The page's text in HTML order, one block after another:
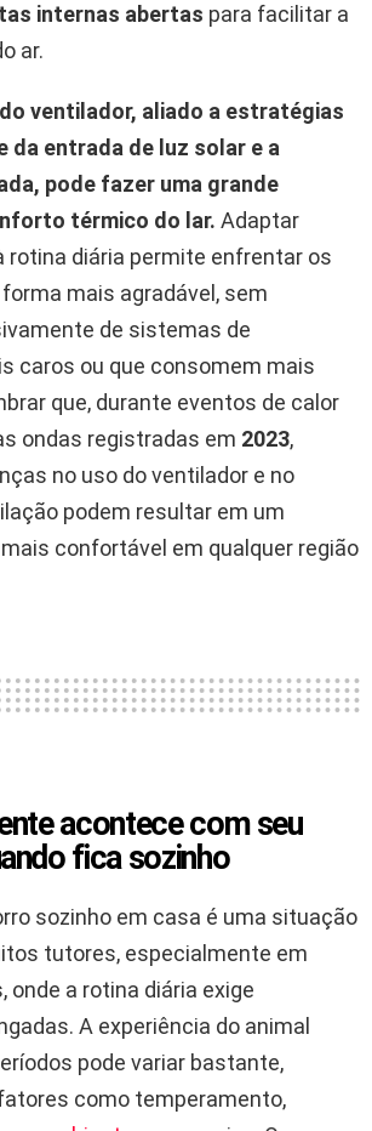
internas abertas para facilitar a
ar.
ventilador, aliado a estratégias
da entrada de luz solar e a
pode fazer uma grande
térmico do lar. Adaptar
rotina diária permite enfrentar os
mais agradável, sem
de sistemas de
caros ou que consomem mais
que, durante eventos de calor
ondas registradas em 2023,
no uso do ventilador e no
podem resultar em um
confortável em qualquer região
acontece com seu
fica sozinho
sozinho em casa é uma situação
tutores, especialmente em
onde a rotina diária exige
A experiência do animal
pode variar bastante,
como temperamento,